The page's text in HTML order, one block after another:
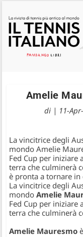
Amelie
di | 11-
La vincitrice degli
mondo Amelie
Fed Cup per iniziare
terra che culminerà
è pronta a tornare in
La vincitrice degli
mondoAmelie
Fed Cup per iniziare
terra che culminerà
Amelie Mauresmo